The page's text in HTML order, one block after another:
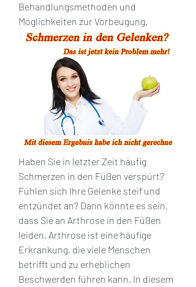
Behandlungsmethoden und
Möglichkeiten zur Vorbeugung.
Haben Sie in letzter Zeit häufig
Schmerzen in den Füßen verspürt?
Fühlen sich Ihre Gelenke steif und
entzündet an? Dann könnte es sein,
dass Sie an Arthrose in den Füßen
leiden. Arthrose ist eine häufige
Erkrankung, die viele Menschen
betrifft und zu erheblichen
Beschwerden führen kann. In diesem